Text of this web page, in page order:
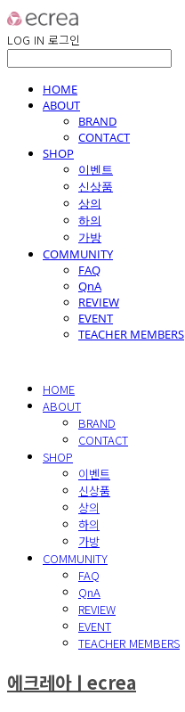
LOG IN 로그인
HOME
ABOUT
BRAND
CONTACT
SHOP
이벤트
신상품
상의
하의
가방
COMMUNITY
FAQ
QnA
REVIEW
EVENT
TEACHER MEMBERS
HOME
ABOUT
BRAND
CONTACT
SHOP
이벤트
신상품
상의
하의
가방
COMMUNITY
FAQ
QnA
REVIEW
EVENT
TEACHER MEMBERS
에크레아ㅣecrea